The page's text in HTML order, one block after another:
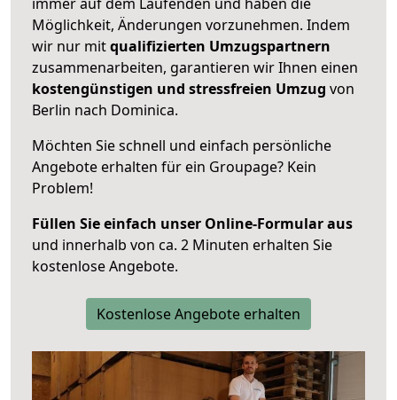
Möglichkeit, Änderungen vorzunehmen. Indem
wir nur mitqualifizierten Umzugspartnern
zusammenarbeiten, garantieren wir Ihnen einen
kostengünstigen und stressfreien Umzug von
Berlin nach Dominica.
Möchten Sie schnell und einfach persönliche
Angebote erhalten für ein Groupage? Kein
Problem!
Füllen Sie einfach unser Online-Formular aus
und innerhalb von ca. 2 Minuten erhalten Sie
kostenlose Angebote.
Kostenlose Angebote erhalten